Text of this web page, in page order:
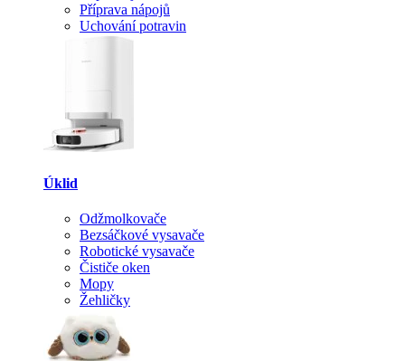
Příprava nápojů
Uchování potravin
Úklid
Odžmolkovače
Bezsáčkové vysavače
Robotické vysavače
Čističe oken
Mopy
Žehličky